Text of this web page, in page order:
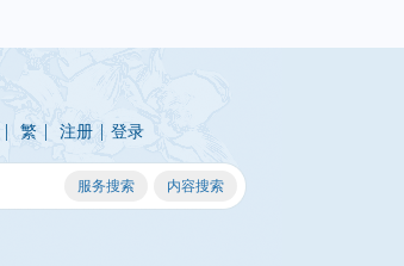
| 繁 | 注册 | 登录